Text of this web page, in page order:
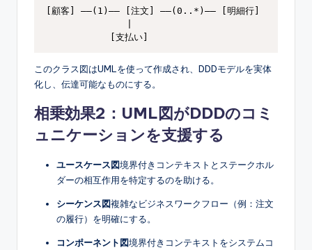
[顧客] ——(1)—— [注文] ——(0..*)—— [明細行]
このクラス図はUMLを使って作成され、DDDモデルを実体
化し、伝達可能なものにする。
相乗効果2：UML図がDDDのコミ
ュニケーションを支援する
ユースケース図境界付きコンテキストとステークホル
ダーの相互作用を特定するのを助ける。
シーケンス図複雑なビジネスワークフロー（例：注文
の履行）を明確にする。
コンポーネント図境界付きコンテキストをシステムコ